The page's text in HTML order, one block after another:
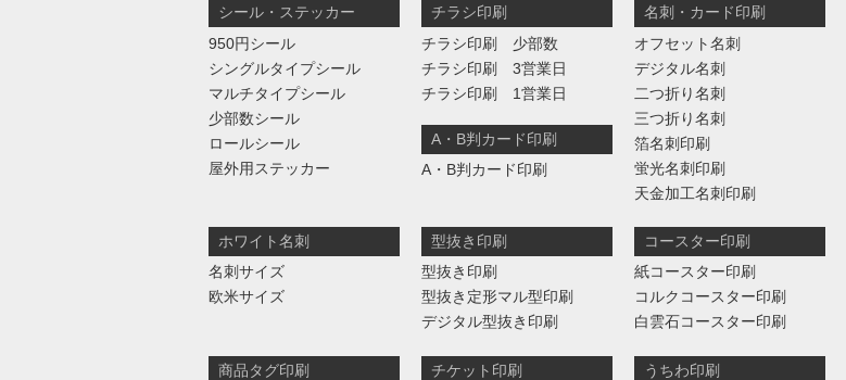
シール・ステッカー
950円シール
シングルタイプシール
マルチタイプシール
少部数シール
ロールシール
屋外用ステッカー
チラシ印刷
チラシ印刷 少部数
チラシ印刷 3営業日
チラシ印刷 1営業日
A・B判カード印刷
A・B判カード印刷
名刺・カード印刷
オフセット名刺
デジタル名刺
二つ折り名刺
三つ折り名刺
箔名刺印刷
蛍光名刺印刷
天金加工名刺印刷
ホワイト名刺
名刺サイズ
欧米サイズ
型抜き印刷
型抜き印刷
型抜き定形マル型印刷
デジタル型抜き印刷
コースター印刷
紙コースター印刷
コルクコースター印刷
白雲石コースター印刷
商品タグ印刷
チケット印刷
うちわ印刷